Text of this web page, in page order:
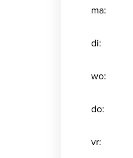
ma:
di:
wo:
do:
vr: